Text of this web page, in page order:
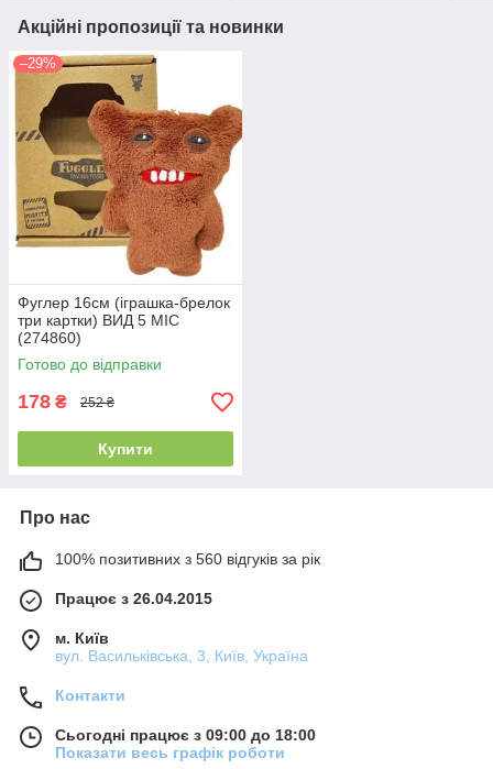
Акційні пропозиції та новинки
–29%
Фуглер 16см (іграшка-брелок
три картки) ВИД 5 MIC
(274860)
Готово до відправки
178 ₴ 252 ₴
Купити
Про нас
100% позитивних з 560 відгуків за рік
Працює з 26.04.2015
м. Київ
вул. Васильківська, 3, Київ, Україна
Контакти
Сьогодні працює з 09:00 до 18:00
Показати весь графік роботи